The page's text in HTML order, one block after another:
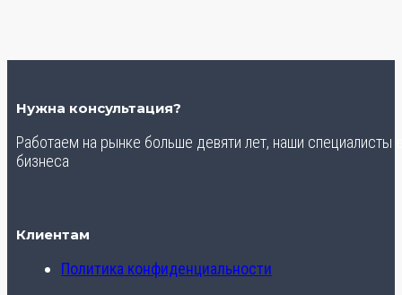
Нужна консультация?
Работаем на рынке больше девяти лет, наши
бизнеса
Клиентам
Политика конфиденциальности